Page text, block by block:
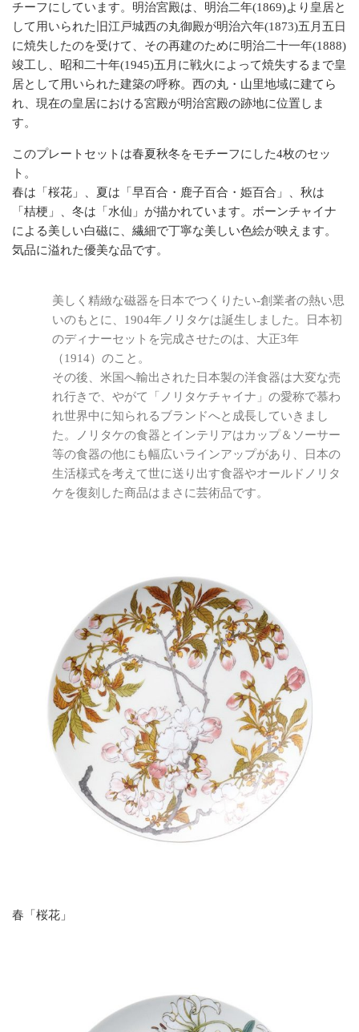
チーフにしています。明治宮殿は、明治二年(1869)より皇居と
して用いられた旧江戸城西の丸御殿が明治六年(1873)五月五日
に焼失したのを受けて、その再建のために明治二十一年(1888)
竣工し、昭和二十年(1945)五月に戦火によって焼失するまで皇
居として用いられた建築の呼称。西の丸・山里地域に建てら
れ、現在の皇居における宮殿が明治宮殿の跡地に位置しま
す。
このプレートセットは春夏秋冬をモチーフにした4枚のセッ
ト。
春は「桜花」、夏は「早百合・鹿子百合・姫百合」、秋は
「桔梗」、冬は「水仙」が描かれています。ボーンチャイナ
による美しい白磁に、繊細で丁寧な美しい色絵が映えます。
気品に溢れた優美な品です。
美しく精緻な磁器を日本でつくりたい-創業者の熱い思
いのもとに、1904年ノリタケは誕生しました。日本初
のディナーセットを完成させたのは、大正3年
（1914）のこと。
その後、米国へ輸出された日本製の洋食器は大変な売
れ行きで、やがて「ノリタケチャイナ」の愛称で慕わ
れ世界中に知られるブランドへと成長していきまし
た。ノリタケの食器とインテリアはカップ＆ソーサー
等の食器の他にも幅広いラインアップがあり、日本の
生活様式を考えて世に送り出す食器やオールドノリタ
ケを復刻した商品はまさに芸術品です。
春「桜花」